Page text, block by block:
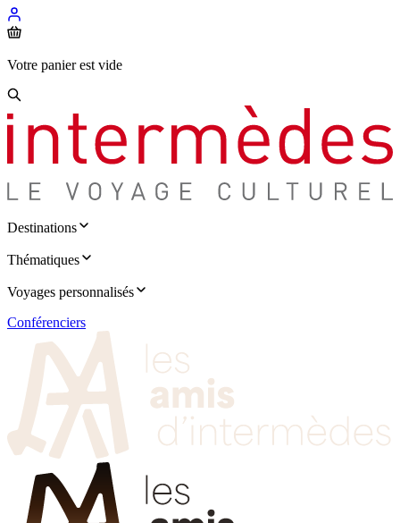
Votre panier est vide
Destinations
Thématiques
Voyages personnalisés
Conférenciers